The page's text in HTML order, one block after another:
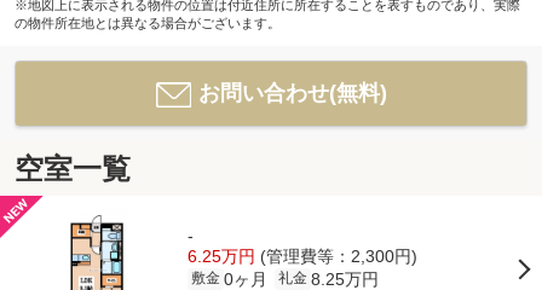
※地図上に表示される物件の位置は付近住所に所在することを表すものであり、実際
の物件所在地とは異なる場合がございます。
お問い合わせ(無料)
空室一覧
-
6.25万円 (管理費等：2,300円)
敷金 0ヶ月 礼金 8.25万円